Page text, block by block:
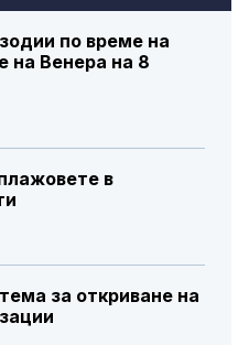
по време на
на Венера на 8
в
за откриване на